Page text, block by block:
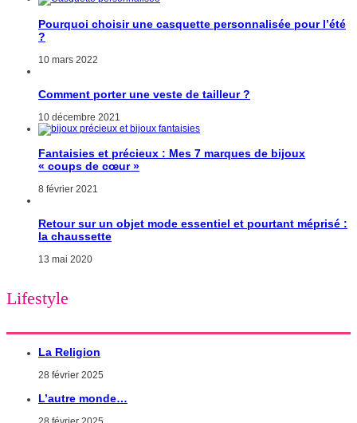
Pourquoi choisir une casquette personnalisée pour l’été
?
10 mars 2022
Comment porter une veste de tailleur ?
10 décembre 2021
Fantaisies et précieux : Mes 7 marques de bijoux
« coups de cœur »
8 février 2021
Retour sur un objet mode essentiel et pourtant méprisé :
la chaussette
13 mai 2020
Lifestyle
La Religion
28 février 2025
L’autre monde…